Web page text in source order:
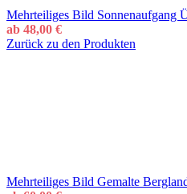
Mehrteiliges Bild Sonnenaufgang
ab 48,00 €
Zurück zu den Produkten
Mehrteiliges Bild Gemalte